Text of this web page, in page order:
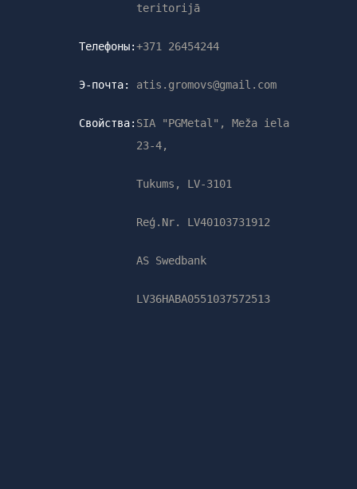
teritorijā
Телефоны:+371 26454244
Э-почта: atis.gromovs@gmail.com
Свойства: SIA "PGMetal", Meža iela
23-4,
Tukums, LV-3101
Reģ.Nr. LV40103731912
AS Swedbank
LV36HABA0551037572513